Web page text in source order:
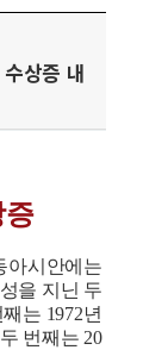
상증 내
아시안에는
을 지닌 두
는 1972년
번째는 20